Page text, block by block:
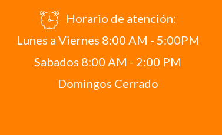
Horario de atención:
Lunes a Viernes 8:00 AM - 5:00PM
Sabados 8:00 AM - 2:00 PM
Domingos Cerrado